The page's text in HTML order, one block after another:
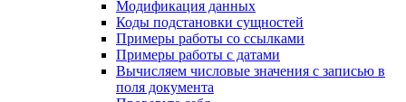
Модификация данных
Коды подстановки сущностей
Примеры работы со ссылками
Примеры работы с датами
Вычисляем числовые значения с записью в
поля документа